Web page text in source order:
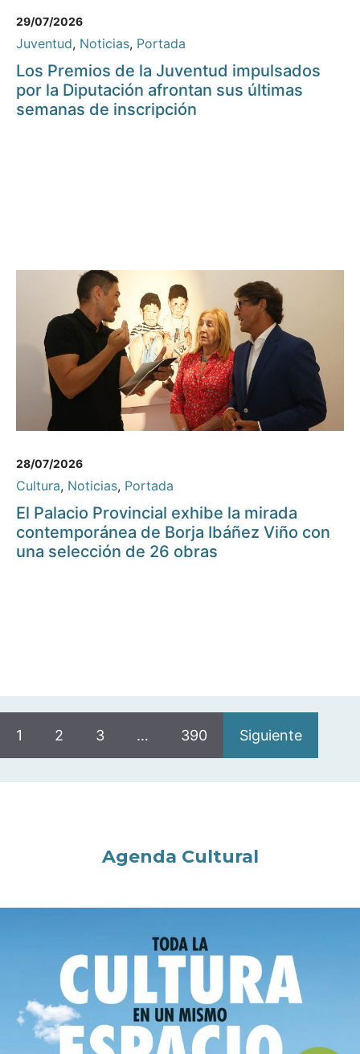
29/07/2026
Juventud, Noticias, Portada
Los Premios de la Juventud impulsados
por la Diputación afrontan sus últimas
semanas de inscripción
28/07/2026
Cultura, Noticias, Portada
El Palacio Provincial exhibe la mirada
contemporánea de Borja Ibáñez Viño con
una selección de 26 obras
1 2 3 … 390 Siguiente
Agenda Cultural